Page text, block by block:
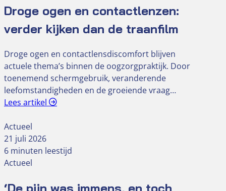
Droge ogen en contactlenzen:
verder kijken dan de traanfilm
Droge ogen en contactlensdiscomfort blijven
actuele thema’s binnen de oogzorgpraktijk. Door
toenemend schermgebruik, veranderende
leefomstandigheden en de groeiende vraag…
Lees artikel
Actueel
21 juli 2026
6 minuten leestijd
Actueel
‘De pijn was immens, en toch